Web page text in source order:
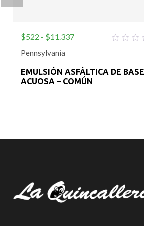
5
$522 - $11.337
Pennsylvania
EMULSIÓN ASFÁLTICA DE BASE
ACUOSA – COMÚN